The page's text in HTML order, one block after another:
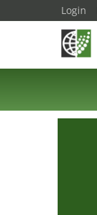
Login